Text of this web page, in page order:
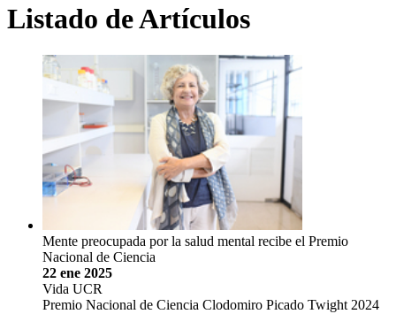
Listado de Artículos
Mente preocupada por la salud mental recibe el Premio
Nacional de Ciencia
22 ene 2025
Vida UCR
Premio Nacional de Ciencia Clodomiro Picado Twight 2024